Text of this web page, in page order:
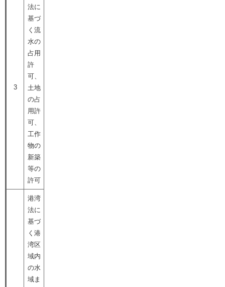
3
法に
基づ
く流
水の
占用
許
可、
土地
の占
用許
可、
工作
物の
新築
等の
許可
港湾
法に
基づ
く港
湾区
域内
の水
域ま